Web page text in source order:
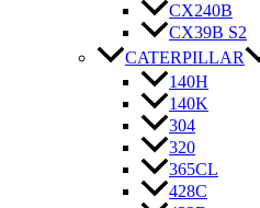
CX240B
CX39B S2
CATERPILLAR
140H
140K
304
320
365CL
428C